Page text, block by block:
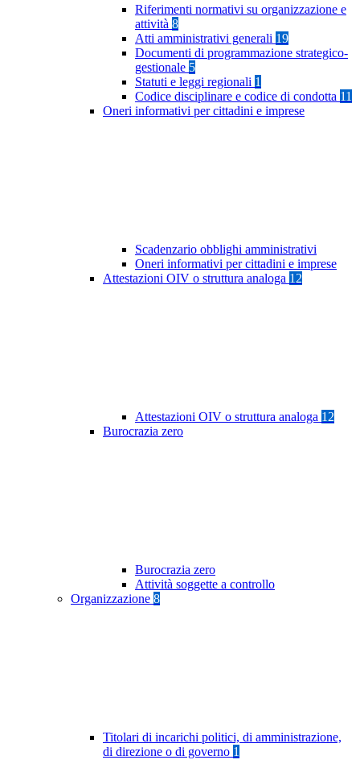
Riferimenti normativi su organizzazione e
attività 8
Atti amministrativi generali 19
Documenti di programmazione strategico-
gestionale 5
Statuti e leggi regionali 1
Codice disciplinare e codice di condotta 11
Oneri informativi per cittadini e imprese
Scadenzario obblighi amministrativi
Oneri informativi per cittadini e imprese
Attestazioni OIV o struttura analoga 12
Attestazioni OIV o struttura analoga 12
Burocrazia zero
Burocrazia zero
Attività soggette a controllo
Organizzazione 8
Titolari di incarichi politici, di amministrazione,
di direzione o di governo 1